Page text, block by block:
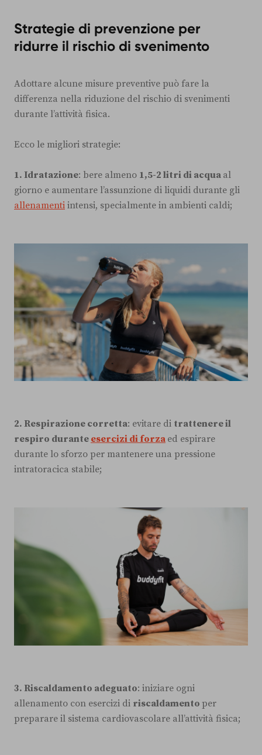
Strategie di prevenzione per
ridurre il rischio di svenimento
Adottare alcune misure preventive può fare la
differenza nella riduzione del rischio di svenimenti
durante l’attività fisica.
Ecco le migliori strategie:
1. Idratazione: bere almeno 1,5-2 litri di acqua al
giorno e aumentare l’assunzione di liquidi durante gli
allenamenti intensi, specialmente in ambienti caldi;
2. Respirazione corretta: evitare di trattenere il
respiro durante esercizi di forza ed espirare
durante lo sforzo per mantenere una pressione
intratoracica stabile;
3. Riscaldamento adeguato: iniziare ogni
allenamento con esercizi di riscaldamento per
preparare il sistema cardiovascolare all’attività fisica;